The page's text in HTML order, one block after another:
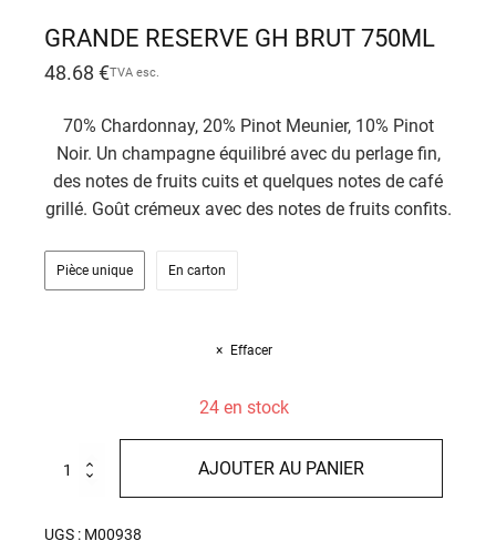
GRANDE RESERVE GH BRUT 750ML
48.68 €TVA esc.
70% Chardonnay, 20% Pinot Meunier, 10% Pinot
Noir. Un champagne équilibré avec du perlage fin,
des notes de fruits cuits et quelques notes de café
grillé. Goût crémeux avec des notes de fruits confits.
Pièce unique En carton
Effacer
24 en stock
Gh
AJOUTER AU PANIER
UGS : M00938